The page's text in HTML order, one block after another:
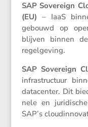
SAP Sovereign
(EU) – IaaS
gebouwd op
blijven binnen
regelgeving.
SAP Sovereign
infra­struc­tuur
datacenter. Dit
nele en
SAP’s